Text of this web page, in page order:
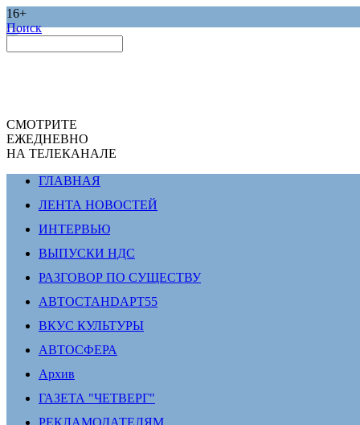
16+
Поиск
СМОТРИТЕ
ЕЖЕДНЕВНО
НА ТЕЛЕКАНАЛЕ
ГЛАВНАЯ
ЛЕНТА НОВОСТЕЙ
ИНТЕРВЬЮ
ВЫПУСКИ НДС
РАЗГОВОР ПО СУЩЕСТВУ
АВТОСТАНDАРТ55
ВКУС КУЛЬТУРЫ
АВТОСФЕРА
Архив
ГАЗЕТА "ЧЕТВЕРГ"
РЕКЛАМОДАТЕЛЯМ